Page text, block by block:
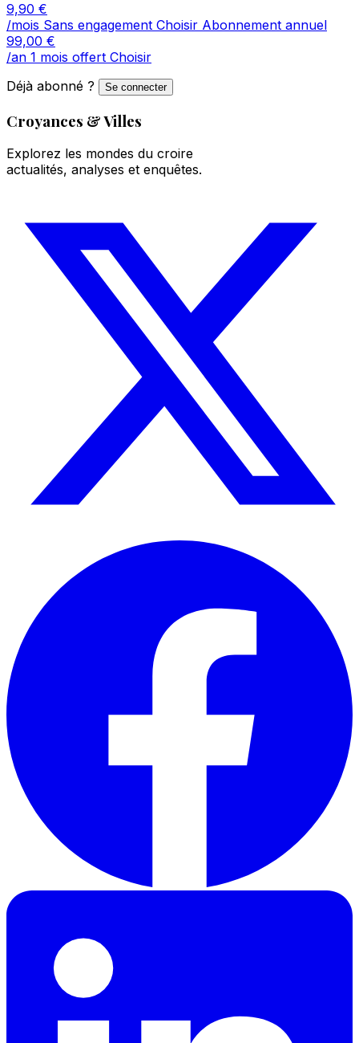
9,90 €
/mois Sans engagement Choisir Abonnement annuel
99,00 €
/an 1 mois offert Choisir
Déjà abonné ?
Se connecter
Croyances & Villes
Explorez les mondes du croire
actualités, analyses et enquêtes.